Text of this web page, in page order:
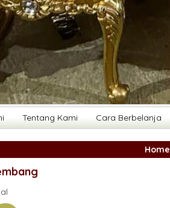
Tentang Kami Cara Berbelanja
Home